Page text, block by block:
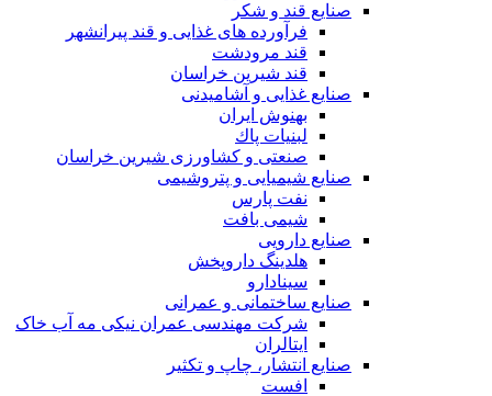
صنایع قند و شکر
فرآورده های غذایی و قند پیرانشهر
قند مرودشت
قند شیرین خراسان
صنایع غذايی و آشاميدنی
بهنوش ایران
لبنيات پاك
صنعتی و کشاورزی شیرین خراسان
صنایع شیمیایی و پتروشیمی
نفت پارس
شیمی بافت
صنایع دارویی
هلدینگ داروپخش
سینادارو
صنایع ساختمانی و عمرانی
شرکت مهندسی عمران نیکی مه آب خاک
ایتالران
صنایع انتشار، چاپ و تکثير
افست